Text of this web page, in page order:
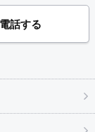
電話する